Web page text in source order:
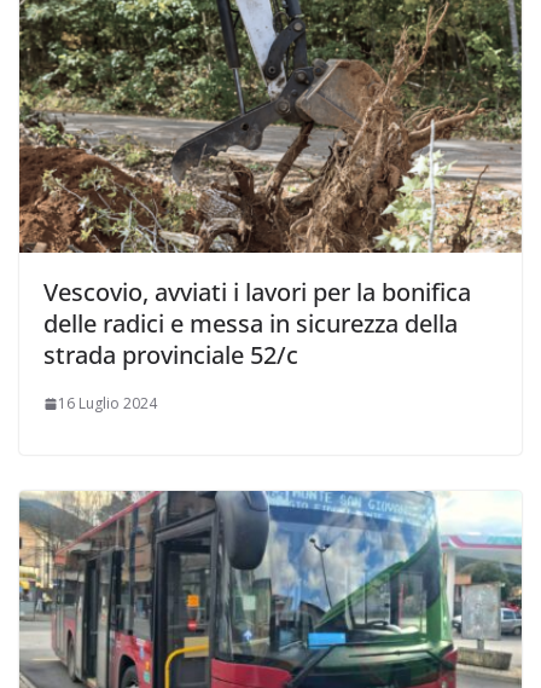
Vescovio, avviati i lavori per la bonifica
delle radici e messa in sicurezza della
strada provinciale 52/c
16 Luglio 2024